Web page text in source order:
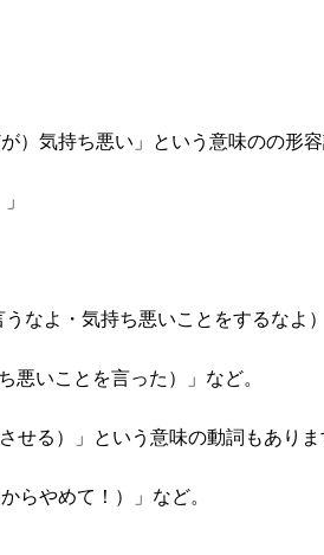
）気持ち悪い」という意味のの形
なよ・気持ち悪いことをするなよ）
悪いことを言った）」など。
せる）」という意味の動詞もあり
らやめて！）」など。